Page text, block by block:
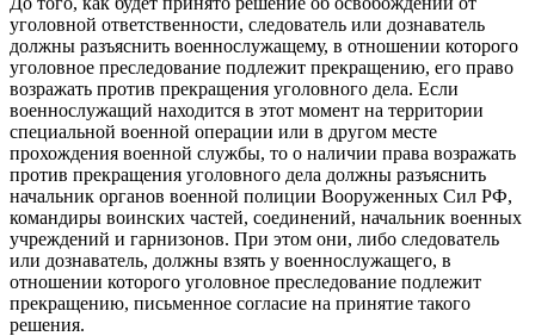
уголовной ответственности, следователь или дознаватель
должны разъяснить военнослужащему, в отношении которого
уголовное преследование подлежит прекращению, его право
возражать против прекращения уголовного дела. Если
военнослужащий находится в этот момент на территории
специальной военной операции или в другом месте
прохождения военной службы, то о наличии права возражать
против прекращения уголовного дела должны разъяснить
начальник органов военной полиции Вооруженных Сил РФ,
командиры воинских частей, соединений, начальник военных
учреждений и гарнизонов. При этом они, либо следователь
или дознаватель, должны взять у военнослужащего, в
отношении которого уголовное преследование подлежит
прекращению, письменное согласие на принятие такого
решения.